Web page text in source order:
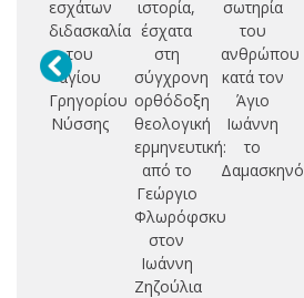
εσχάτων
διδασκαλία
του
αγίου
Γρηγορίου
Νύσσης
ιστορία,
έσχατα
στη
σύγχρονη
ορθόδοξη
θεολογική
ερμηνευτική:
από το
Γεώργιο
Φλωρόφσκυ
στον
Ιωάννη
Ζηζούλια
σωτηρία
του
ανθρώπου
κατά τον
Άγιο
Ιωάννη
το
Δαμασκηνό